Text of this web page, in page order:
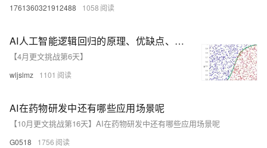
1761360321912488 1058
AI人工智能逻辑回归的原理、优缺点、应用场景和实现方法
【4月更文挑战第6天】
wljslmz 1101
AI在药物研发中还有哪些应用场景呢
【10月更文挑战第16天】AI在药物研发中还有哪些应用场景呢
G0518 1756